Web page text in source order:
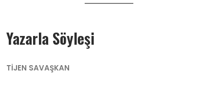
Yazarla Söyleşi
TİJEN SAVAŞKAN